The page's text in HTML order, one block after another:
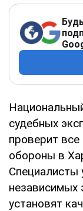
судебных
проверит
обороны в
Специалисты
независимых
установят